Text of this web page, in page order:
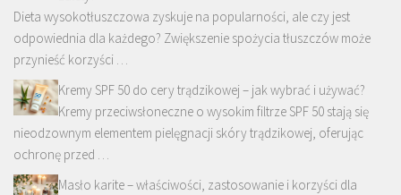
Dieta wysokotłuszczowa zyskuje na popularności, ale czy jest
odpowiednia dla każdego? Zwiększenie spożycia tłuszczów może
przynieść korzyści …
Kremy SPF 50 do cery trądzikowej – jak wybrać i używać?
Kremy przeciwsłoneczne o wysokim filtrze SPF 50 stają się
nieodzownym elementem pielęgnacji skóry trądzikowej, oferując
ochronę przed …
Masło karite – właściwości, zastosowanie i korzyści dla